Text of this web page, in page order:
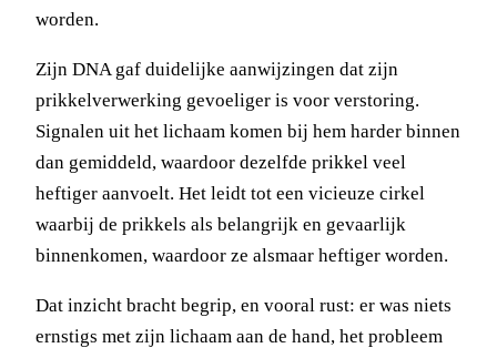
worden.
Zijn DNA gaf duidelijke aanwijzingen dat zijn
prikkelverwerking gevoeliger is voor verstoring.
Signalen uit het lichaam komen bij hem harder binnen
dan gemiddeld, waardoor dezelfde prikkel veel
heftiger aanvoelt. Het leidt tot een vicieuze cirkel
waarbij de prikkels als belangrijk en gevaarlijk
binnenkomen, waardoor ze alsmaar heftiger worden.
Dat inzicht bracht begrip, en vooral rust: er was niets
ernstigs met zijn lichaam aan de hand, het probleem